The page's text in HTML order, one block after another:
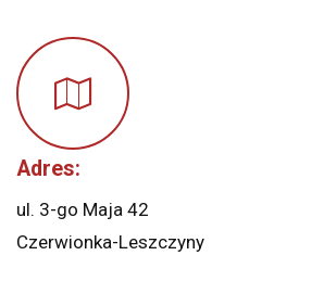
Adres:
ul. 3-go Maja 42
Czerwionka-Leszczyny